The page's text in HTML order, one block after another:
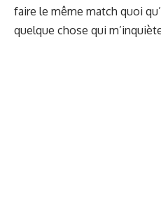
faire le même match quoi
quelque chose qui